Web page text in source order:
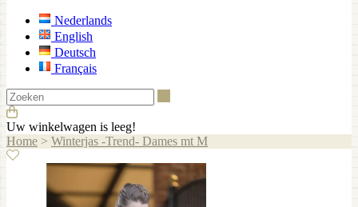
Nederlands
English
Deutsch
Français
Uw winkelwagen is leeg!
Home > Winterjas -Trend- Dames mt M